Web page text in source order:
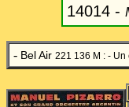
14014 -
- Bel Air 221 136 M : -